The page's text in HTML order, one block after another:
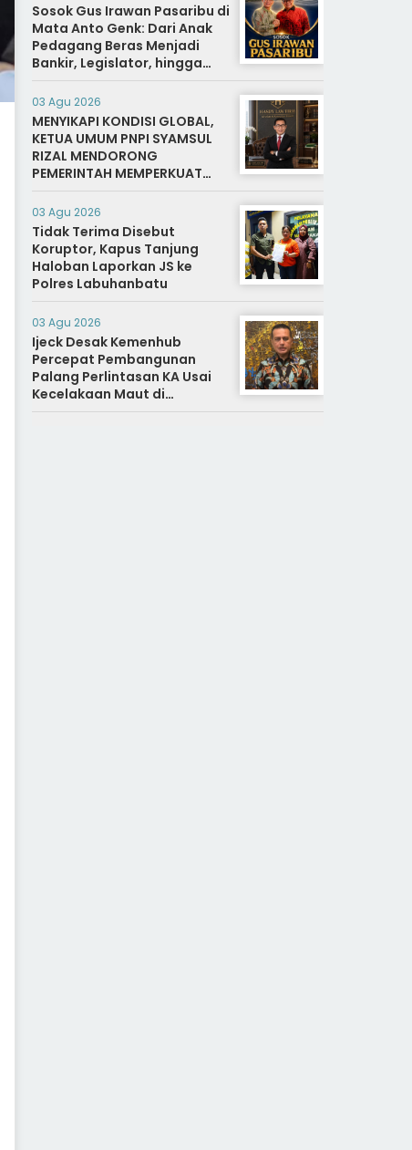
Sosok Gus Irawan Pasaribu di
Mata Anto Genk: Dari Anak
Pedagang Beras Menjadi
Bankir, Legislator, hingga
Bupati Tapanuli Selatan
03 Agu 2026
MENYIKAPI KONDISI GLOBAL,
KETUA UMUM PNPI SYAMSUL
RIZAL MENDORONG
PEMERINTAH MEMPERKUAT
SISTEM DAN INFRASTRUKTUR
INTELIJEN NEGARA
03 Agu 2026
Tidak Terima Disebut
Koruptor, Kapus Tanjung
Haloban Laporkan JS ke
Polres Labuhanbatu
03 Agu 2026
Ijeck Desak Kemenhub
Percepat Pembangunan
Palang Perlintasan KA Usai
Kecelakaan Maut di
Perbaungan